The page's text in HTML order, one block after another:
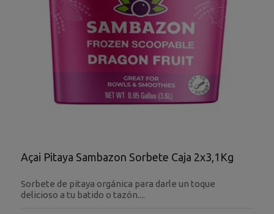
Açai Pitaya Sambazon Sorbete Caja 2x3,1Kg
Sorbete de pitaya orgánica para darle un toque
delicioso a tu batido o tazón....